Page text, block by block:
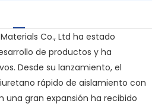
Co., Ltd ha estado
de productos y ha
Desde su lanzamiento, el
rápido de aislamiento con
gran expansión ha recibido